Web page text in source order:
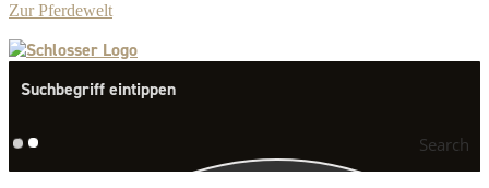
Zur Pferdewelt
Search